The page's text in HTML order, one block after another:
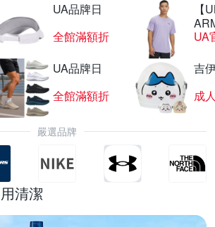
UA品牌日
全館滿額折
【
UA
UA品牌日
全館滿額折
吉
嚴選品牌
清潔